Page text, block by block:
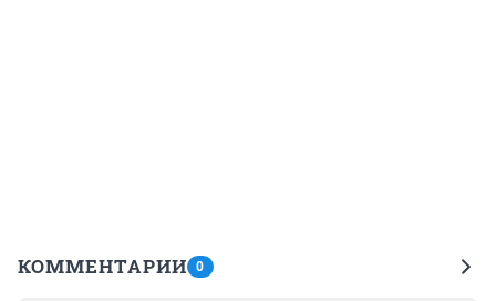
КОММЕНТАРИИ 0